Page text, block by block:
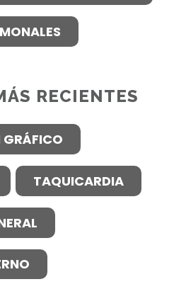
RECIENTES
GRÁFICO
TAQUICARDIA